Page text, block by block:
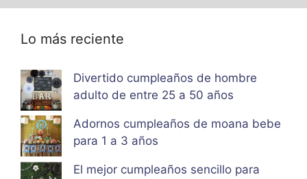
Lo más reciente
Divertido cumpleaños de hombre
adulto de entre 25 a 50 años
Adornos cumpleaños de moana bebe
para 1 a 3 años
El mejor cumpleaños sencillo para